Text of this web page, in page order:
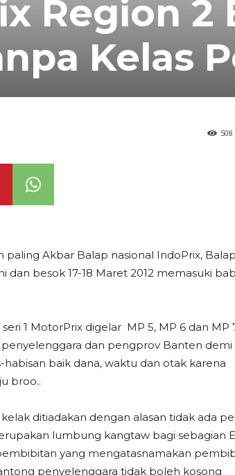
Region 2
Kelas
508
paling Akbar Balap nasional IndoPrix, Balap
dan besok 17-18 Maret 2012 memasuki
1 MotorPrix digelar MP 5, MP 6 dan MP
dan pengprov Banten demi
baik dana, waktu dan otak karena
broo..
ditiadakan dengan alasan tidak ada
lumbung kangtaw bagi sebagian
yang mengatasnamakan
penyelenggara tidak boleh kosong